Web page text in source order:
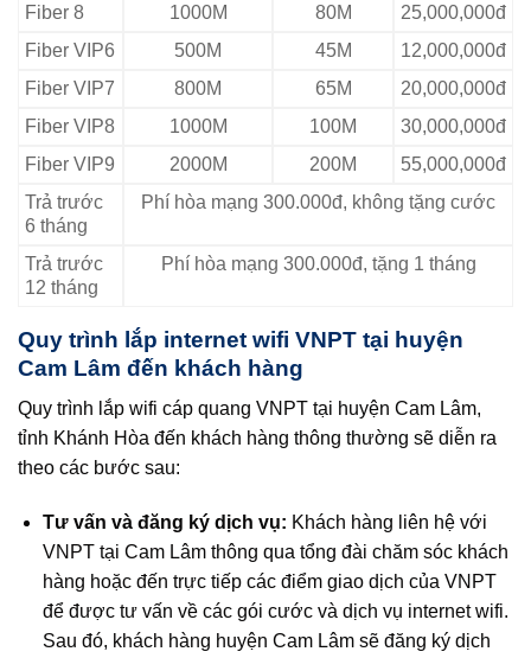
Fiber 8
1000M 80M
25,000,000đ
Fiber VIP6
500M 45M
12,000,000đ
Fiber VIP7
800M 65M
20,000,000đ
Fiber VIP8
1000M 100M
30,000,000đ
Fiber VIP9
2000M 200M
55,000,000đ
Trả trước
6 tháng
Phí hòa mạng 300.000đ, không tặng cước
Trả trước
12 tháng
Phí hòa mạng 300.000đ, tặng 1 tháng
Quy trình lắp internet wifi VNPT tại huyện
Cam Lâm đến khách hàng
Quy trình lắp wifi cáp quang VNPT tại huyện Cam Lâm,
tỉnh Khánh Hòa đến khách hàng thông thường sẽ diễn ra
theo các bước sau:
Tư vấn và đăng ký dịch vụ: Khách hàng liên hệ với
VNPT tại Cam Lâm thông qua tổng đài chăm sóc khách
hàng hoặc đến trực tiếp các điểm giao dịch của VNPT
để được tư vấn về các gói cước và dịch vụ internet wifi.
Sau đó, khách hàng huyện Cam Lâm sẽ đăng ký dịch